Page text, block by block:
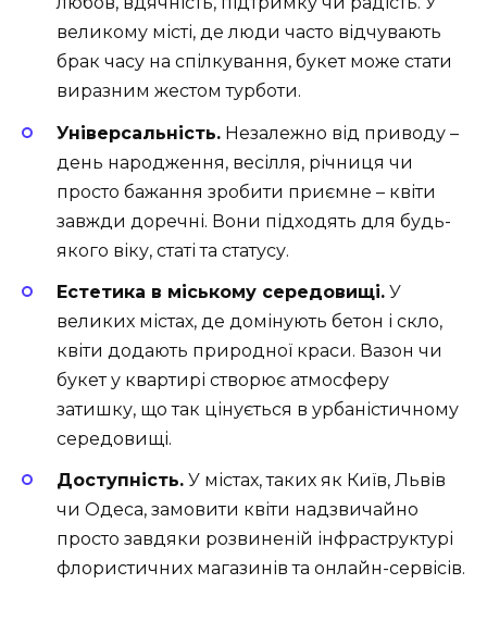
великому місті, де люди часто відчувають
брак часу на спілкування, букет може стати
виразним жестом турботи.
Універсальність. Незалежно від приводу –
день народження, весілля, річниця чи
просто бажання зробити приємне – квіти
завжди доречні. Вони підходять для будь-
якого віку, статі та статусу.
Естетика в міському середовищі. У
великих містах, де домінують бетон і скло,
квіти додають природної краси. Вазон чи
букет у квартирі створює атмосферу
затишку, що так цінується в урбаністичному
середовищі.
Доступність. У містах, таких як Київ, Львів
чи Одеса, замовити квіти надзвичайно
просто завдяки розвиненій інфраструктурі
флористичних магазинів та онлайн-сервісів.